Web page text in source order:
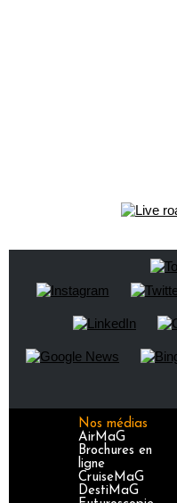
Nos médias
AirMaG
Brochures en
ligne
CruiseMaG
DestiMaG